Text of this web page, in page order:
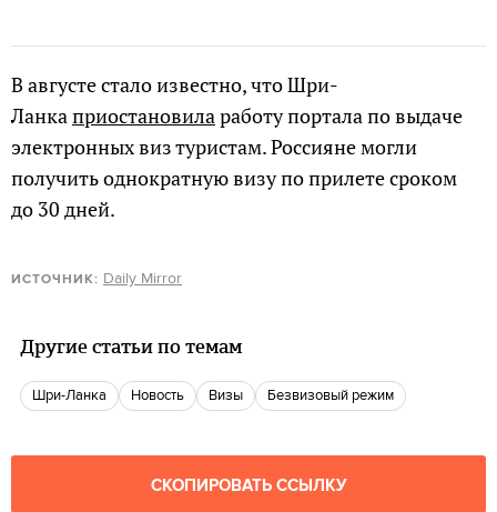
В августе стало известно, что Шри-
Ланкаприостановилаработу портала по выдаче
электронных виз туристам. Россияне могли
получить однократную визу по прилете сроком
до 30 дней.
ИСТОЧНИК: Daily Mirror
Другие статьи по темам
Шри-Ланка Новость Визы безвизовый режим
СКОПИРОВАТЬ ССЫЛКУ